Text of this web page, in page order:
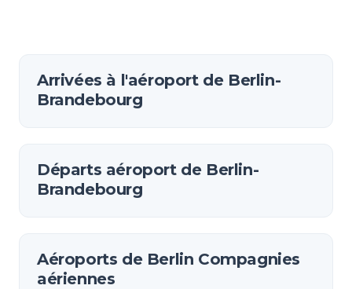
Arrivées à l'aéroport de Berlin-
Brandebourg
Départs aéroport de Berlin-
Brandebourg
Aéroports de Berlin Compagnies
aériennes